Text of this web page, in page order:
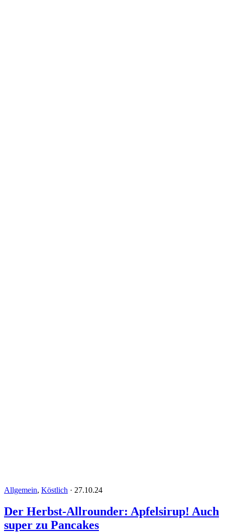
Allgemein, Köstlich · 27.10.24
Der Herbst-Allrounder: Apfelsirup! Auch
super zu Pancakes